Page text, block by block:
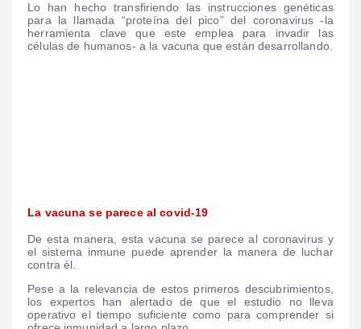
Lo han hecho transfiriendo las instrucciones genéticas
para la llamada “proteína del pico” del coronavirus -la
herramienta clave que este emplea para invadir las
células de humanos- a la vacuna que están desarrollando.
La vacuna se parece al covid-19
De esta manera, esta vacuna se parece al coronavirus y
el sistema inmune puede aprender la manera de luchar
contra él.
Pese a la relevancia de estos primeros descubrimientos,
los expertos han alertado de que el estudio no lleva
operativo el tiempo suficiente como para comprender si